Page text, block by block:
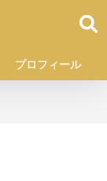
プロフィール